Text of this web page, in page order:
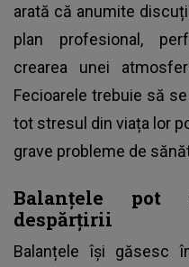
arată că anumite
plan profesional,
crearea unei
Fecioarele trebuie să
tot stresul din viața lor
grave probleme de
Balanțele pot
despărțirii
Balanțele își găsesc